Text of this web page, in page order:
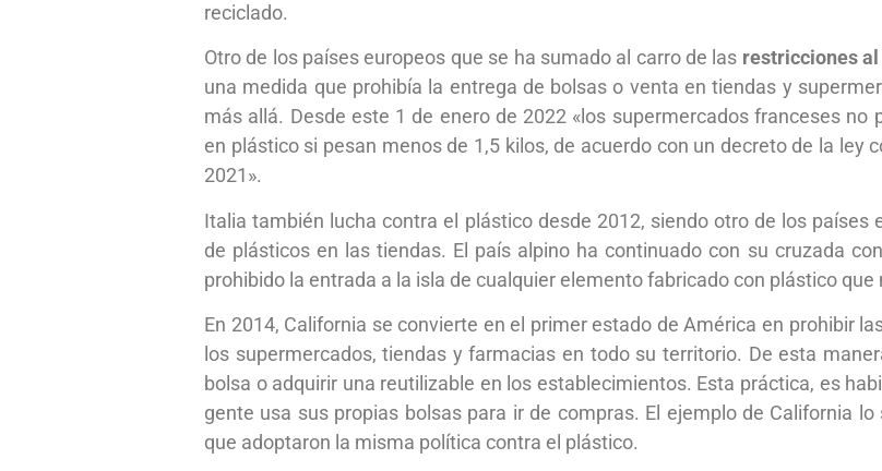
reciclado.
Otro de los países europeos que se ha sumado al carro de las restricciones
una medida que prohibía la entrega de bolsas o venta en tiendas y
más allá. Desde este 1 de enero de 2022 «los supermercados franceses
en plástico si pesan menos de 1,5 kilos, de acuerdo con un decreto de la ley
2021».
Italia también lucha contra el plástico desde 2012, siendo otro de los
de plásticos en las tiendas. El país alpino ha continuado con su cruzada
prohibido la entrada a la isla de cualquier elemento fabricado con plástico que
En 2014, California se convierte en el primer estado de América en prohibir
los supermercados, tiendas y farmacias en todo su territorio. De esta
bolsa o adquirir una reutilizable en los establecimientos. Esta práctica, es
gente usa sus propias bolsas para ir de compras. El ejemplo de California
que adoptaron la misma política contra el plástico.